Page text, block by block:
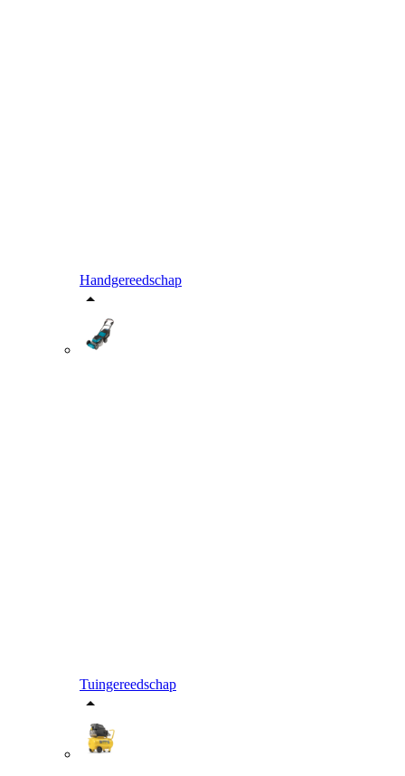
Handgereedschap
Tuingereedschap